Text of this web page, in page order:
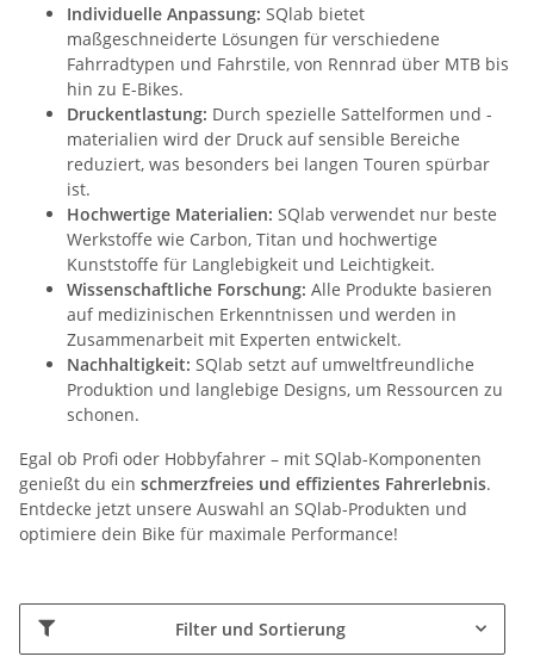
Individuelle Anpassung: SQlab bietet
maßgeschneiderte Lösungen für verschiedene
Fahrradtypen und Fahrstile, von Rennrad über MTB bis
hin zu E-Bikes.
Druckentlastung: Durch spezielle Sattelformen und -
materialien wird der Druck auf sensible Bereiche
reduziert, was besonders bei langen Touren spürbar
ist.
Hochwertige Materialien: SQlab verwendet nur beste
Werkstoffe wie Carbon, Titan und hochwertige
Kunststoffe für Langlebigkeit und Leichtigkeit.
Wissenschaftliche Forschung: Alle Produkte basieren
auf medizinischen Erkenntnissen und werden in
Zusammenarbeit mit Experten entwickelt.
Nachhaltigkeit: SQlab setzt auf umweltfreundliche
Produktion und langlebige Designs, um Ressourcen zu
schonen.
Egal ob Profi oder Hobbyfahrer – mit SQlab-Komponenten
genießt du ein schmerzfreies und effizientes Fahrerlebnis.
Entdecke jetzt unsere Auswahl an SQlab-Produkten und
optimiere dein Bike für maximale Performance!
Filter und Sortierung